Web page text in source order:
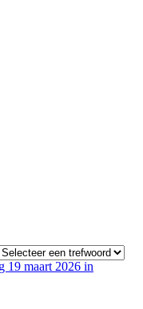
19 maart 2026 in